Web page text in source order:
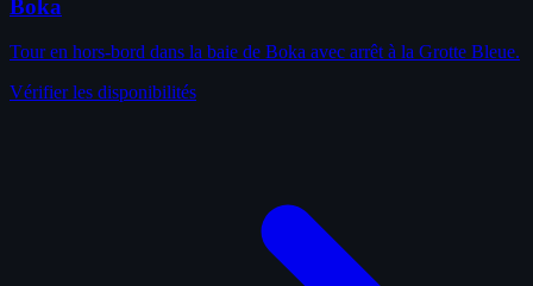
Boka
Tour en hors-bord dans la baie de Boka avec arrêt à la Grotte Bleue.
Vérifier les disponibilités